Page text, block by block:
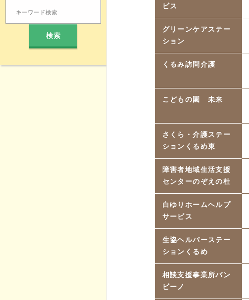
ビス
グリーンケアステー
ション
くるみ訪問介護
こどもの園 未来
さくら・介護ステー
ションくるめ東
障害者地域生活支援
センターのぞえの杜
白ゆりホームヘルプ
サービス
生協ヘルパーステー
ションくるめ
相談支援事業所バン
ビーノ